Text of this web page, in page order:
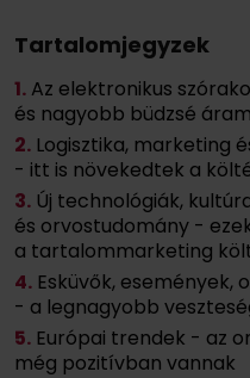
Tartalomjegyzek
1. Az elektronikus
és nagyobb büdzsé
2. Logisztika, marketing
- itt is növekedtek a
3. Új technológiák,
és orvostudomány -
a tartalommarketing
4. Esküvők, események,
- a legnagyobb
5. Európai trendek - az
még pozitívban vannak